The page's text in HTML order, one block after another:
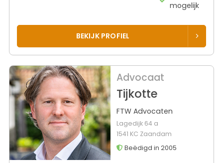
mogelijk
BEKIJK PROFIEL
Advocaat
Tijkotte
FTW Advocaten
Lagedijk 64 a
1541 KC Zaandam
Beëdigd in 2005